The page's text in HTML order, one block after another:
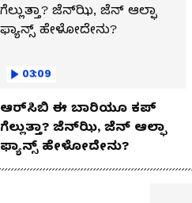
03:09
ಆರ್‌ಸಿಬಿ ಈ ಬಾರಿಯೂ ಕಪ್‌
ಗೆಲ್ಲುತ್ತಾ? ಜೆನ್‌ಝಿ, ಜೆನ್‌ ಆಲ್ಫಾ
ಫ್ಯಾನ್ಸ್ ಹೇಳೋದೇನು?